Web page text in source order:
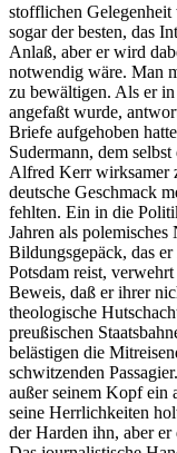
stofflichen
sogar der besten, das
Anlaß, aber er wird
notwendig wäre. Man
zu bewältigen. Als er
angefaßt wurde,
Briefe aufgehoben
Sudermann, dem
Alfred Kerr wirksamer
deutsche Geschmack
fehlten. Ein in die
Jahren als
Bildungsgepäck, das
Potsdam reist,
Beweis, daß er ihrer
theologische
preußischen
belästigen die
schwitzenden
außer seinem Kopf ein
seine Herrlichkeiten
der Harden ihn, aber